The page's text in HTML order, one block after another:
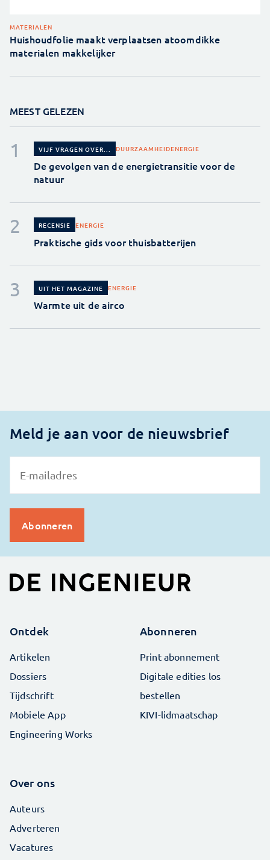
MATERIALEN
Huishoudfolie maakt verplaatsen atoomdikke
materialen makkelijker
MEEST GELEZEN
VIJF VRAGEN OVER... DUURZAAMHEIDENERGIE
De gevolgen van de energietransitie voor de
natuur
RECENSIE ENERGIE
Praktische gids voor thuisbatterijen
UIT HET MAGAZINE ENERGIE
Warmte uit de airco
Meld je aan voor de nieuwsbrief
Ontdek
Artikelen
Dossiers
Tijdschrift
Mobiele App
Engineering Works
Abonneren
Print abonnement
Digitale edities los
bestellen
KIVI-lidmaatschap
Over ons
Auteurs
Adverteren
Vacatures